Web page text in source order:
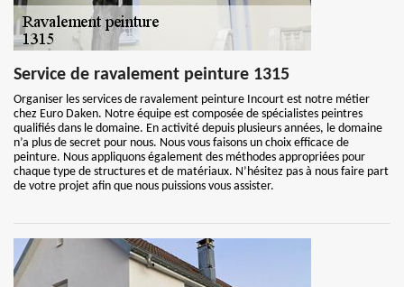
Service de ravalement peinture 1315
Organiser les services de ravalement peinture Incourt est notre métier
chez Euro Daken. Notre équipe est composée de spécialistes peintres
qualifiés dans le domaine. En activité depuis plusieurs années, le domaine
n’a plus de secret pour nous. Nous vous faisons un choix efficace de
peinture. Nous appliquons également des méthodes appropriées pour
chaque type de structures et de matériaux. N’hésitez pas à nous faire part
de votre projet afin que nous puissions vous assister.